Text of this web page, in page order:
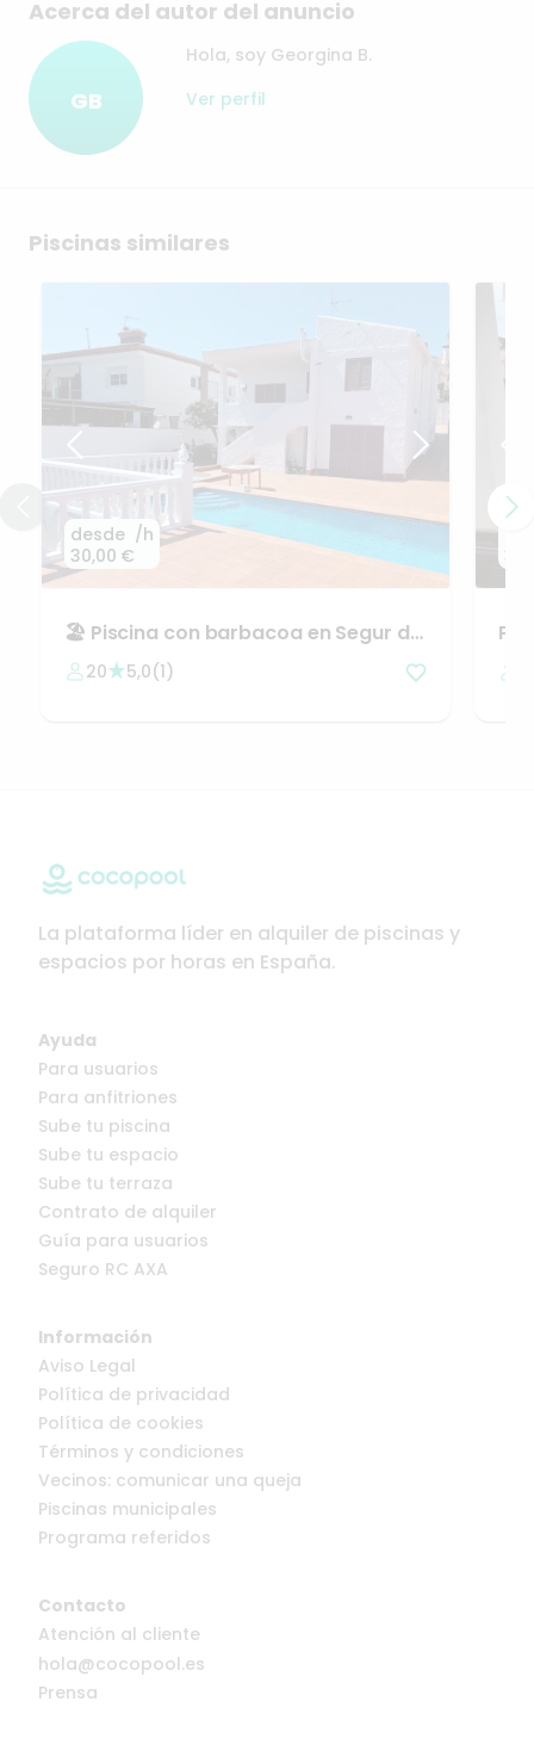
Acerca del autor del anuncio
GB
Hola, soy Georgina B.
Ver perfil
Piscinas similares
desde
30,00 €
/h
🏖️ Piscina con barbacoa en Segur de
Calafell
20 5,0(1)
La plataforma líder en alquiler de piscinas y
espacios por horas en España.
Ayuda
Para usuarios
Para anfitriones
Sube tu piscina
Sube tu espacio
Sube tu terraza
Contrato de alquiler
Guía para usuarios
Seguro RC AXA
Información
Aviso Legal
Política de privacidad
Política de cookies
Términos y condiciones
Vecinos: comunicar una queja
Piscinas municipales
Programa referidos
Contacto
Atención al cliente
hola@cocopool.es
Prensa